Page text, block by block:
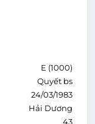
E (1000)
Quyết bs
24/03/1983
Hải Dương
43